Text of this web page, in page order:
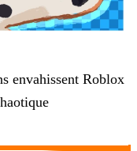
envahissent Roblox